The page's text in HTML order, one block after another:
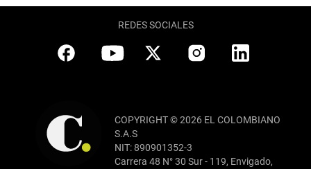
REDES SOCIALES
COPYRIGHT © 2026 EL COLOMBIANO
S.A.S
NIT: 890901352-3
Carrera 48 N° 30 Sur - 119, Envigado,